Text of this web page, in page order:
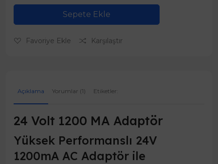
Sepete Ekle
Favoriye Ekle Karşılaştır
Açıklama Yorumlar (1) Etiketler:
24 Volt 1200 MA Adaptör
Yüksek Performanslı 24V
1200mA AC Adaptör ile